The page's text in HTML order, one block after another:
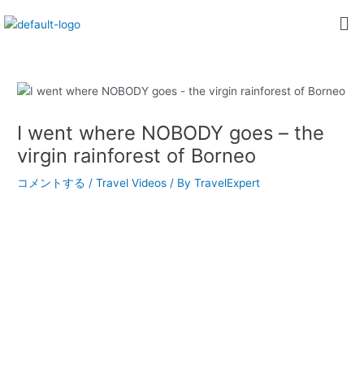
容
I went where NOBODY goes – the
virgin rainforest of Borneo
コメントする /Travel Videos / ByTravelExpert
navigation